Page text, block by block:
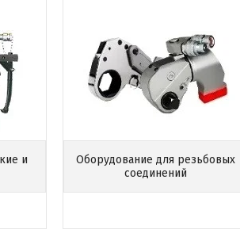
и
Оборудование для резьбовых
соединений